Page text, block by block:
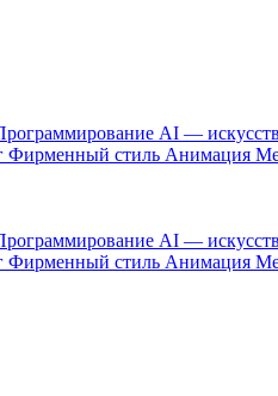
AI —
Фирменный стиль Анимация
AI —
Фирменный стиль Анимация